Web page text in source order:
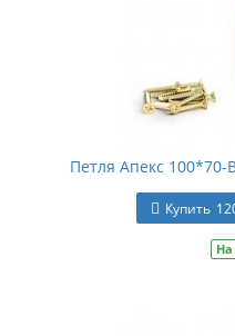
Петля Апекс 100*70-
Купить
На